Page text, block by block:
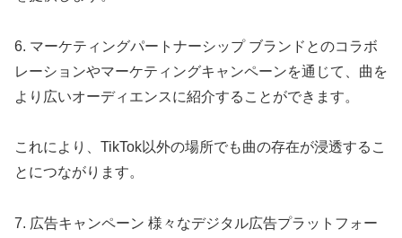
6. マーケティングパートナーシップ ブランドとのコラボ
レーションやマーケティングキャンペーンを通じて、曲を
より広いオーディエンスに紹介することができます。
これにより、TikTok以外の場所でも曲の存在が浸透するこ
とにつながります。
7. 広告キャンペーン 様々なデジタル広告プラットフォー